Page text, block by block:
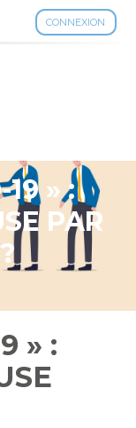
CONNEXION
» :
PAR
» :